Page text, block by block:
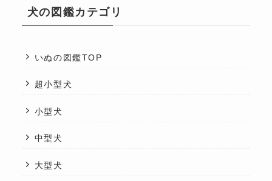
犬の図鑑カテゴリ
いぬの図鑑TOP
超小型犬
小型犬
中型犬
大型犬